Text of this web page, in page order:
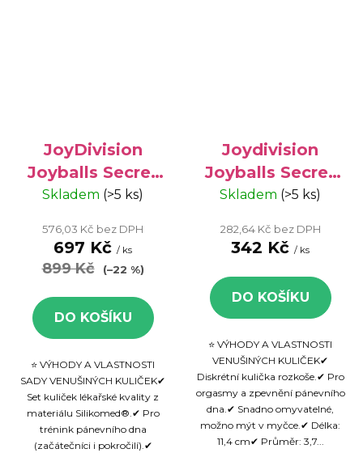
JoyDivision
Joyballs Secret
Set - venušiny
lékařská kvalita
Skladem (>5 ks)
576,03 Kč bez DPH
697 Kč / ks
899 Kč (–22 %)
DO KOŠÍKU
⭐ VÝHODY A VLASTNOSTI
SADY VENUŠINÝCH KULIČEK✔
Set kuliček lékařské kvality z
materiálu Silikomed®.✔ Pro
trénink pánevního dna
(začátečníci i pokročilí).✔
Joydivision
Joyballs Secret
Pink&Black -
kuličky 1ks
Skladem (>5 ks)
282,64 Kč bez DPH
342 Kč / ks
DO KOŠÍKU
⭐ VÝHODY A VLASTNOSTI
VENUŠINÝCH KULIČEK✔
Diskrétní kulička rozkoše.✔ Pro
orgasmy a zpevnění pánevního
dna.✔ Snadno omyvatelné,
možno mýt v myčce.✔ Délka:
11,4 cm✔ Průměr: 3,7...